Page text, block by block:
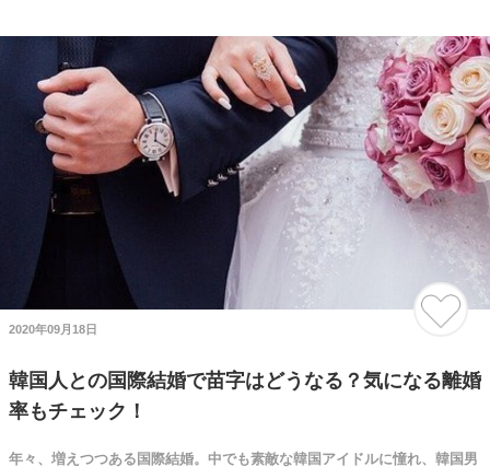
2020年09月18日
韓国人との国際結婚で苗字はどうなる？気になる離婚
率もチェック！
年々、増えつつある国際結婚。中でも素敵な韓国アイドルに憧れ、韓国男